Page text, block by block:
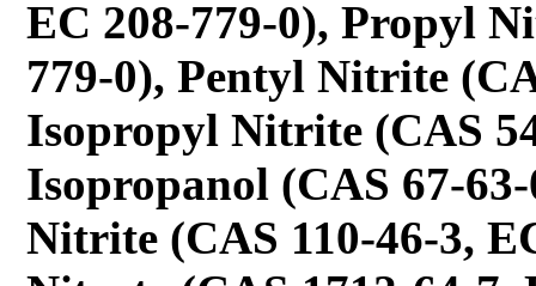
EC 208-779-0), Propyl
779-0), Pentyl Nitrite
Isopropyl Nitrite (CAS
Isopropanol (CAS 67-
Nitrite (CAS 110-46-3,